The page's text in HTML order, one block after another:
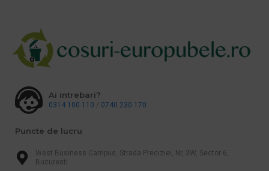
Ai intrebari?
0314 100 110 / 0740 230 170
Puncte de lucru
West Business Campus, Strada Preciziei, Nr, 3W, Sector 6,
Bucuresti